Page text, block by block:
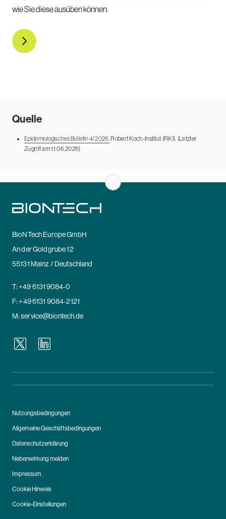
wie Sie diese ausüben können.
Quelle
Epidemiologisches Bulletin 4/2026. Robert Koch-Institut (RKI). (Letzter
Zugriff am 11.06.2026)
BioNTech Europe GmbH
An der Goldgrube 12
55131 Mainz / Deutschland
T:+49 6131 9084-0
F: +49 6131 9084-2121
M:service@biontech.de
Nutzungsbedingungen
Allgemeine Geschäftsbedingungen
Datenschutzerklärung
Nebenwirkung melden
Impressum
Cookie Hinweis
Cookie-Einstellungen